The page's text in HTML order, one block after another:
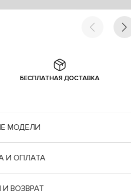
БЕСПЛАТНАЯ ДОСТАВКА
МОДЕЛИ
И ОПЛАТА
И ВОЗВРАТ